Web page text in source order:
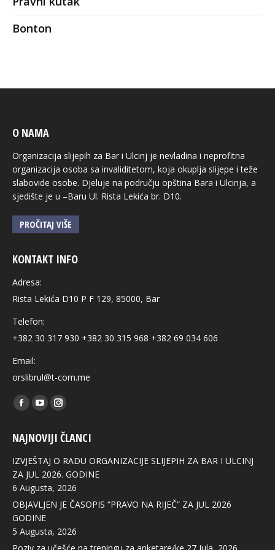
Bonton
O NAMA
Organizacija slijepih za Bar i Ulcinj je nevladina i neprofitna
organizacija osoba sa invaliditetom, koja okuplja slijepe i teže
slabovide osobe. Djeluje na području opština Bara i Ulcinja, a
sjedište je u –Baru Ul. Rista Lekića br. D10.
PROČITAJ VIŠE
KONTAKT INFO
Adresa:
Rista Lekića D10 P F 129, 85000, Bar
Telefon:
+382 30 317 930 +382 30 315 968 +382 69 034 606
Email:
orslibrul@t-com.me
Find us on:
Facebook
opens
in
new
window
YouTube
opens
in
new
window
Instagram
opens
in
new
window
NAJNOVIJI ČLANCI
IZVJEŠTAJ O RADU ORGANIZACIJE SLIJEPIH ZA BAR I ULCINJ
ZA JUL 2026. GODINE
6 Augusta, 2026
OBJAVLJEN JE ČASOPIS “PRAVO NA RIJEČ” ZA JUL 2026
GODINE
5 Augusta, 2026